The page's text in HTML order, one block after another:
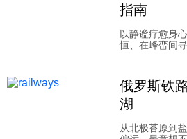
指南
以静谧疗愈身
恒、在峰峦间
俄罗斯铁
湖
从北极苔原到